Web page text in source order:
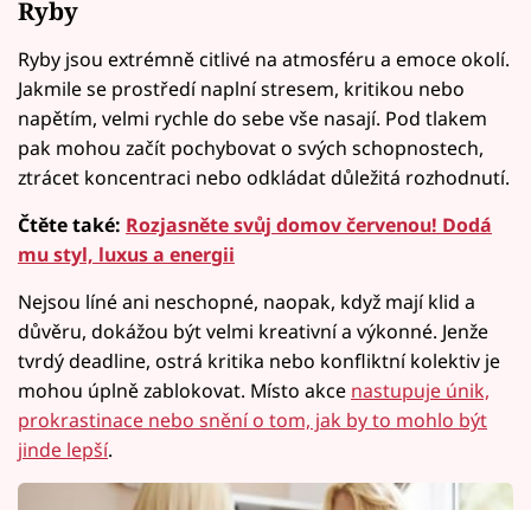
Ryby
Ryby jsou extrémně citlivé na atmosféru a emoce okolí.
Jakmile se prostředí naplní stresem, kritikou nebo
napětím, velmi rychle do sebe vše nasají. Pod tlakem
pak mohou začít pochybovat o svých schopnostech,
ztrácet koncentraci nebo odkládat důležitá rozhodnutí.
Čtěte také: Rozjasněte svůj domov červenou! Dodá
mu styl, luxus a energii
Nejsou líné ani neschopné, naopak, když mají klid a
důvěru, dokážou být velmi kreativní a výkonné. Jenže
tvrdý deadline, ostrá kritika nebo konfliktní kolektiv je
mohou úplně zablokovat. Místo akce nastupuje únik,
prokrastinace nebo snění o tom, jak by to mohlo být
jinde lepší.